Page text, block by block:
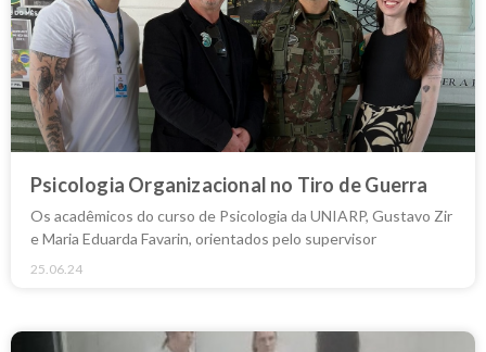
Psicologia Organizacional no Tiro de Guerra
Os acadêmicos do curso de Psicologia da UNIARP, Gustavo Zir
e Maria Eduarda Favarin, orientados pelo supervisor
25.06.24